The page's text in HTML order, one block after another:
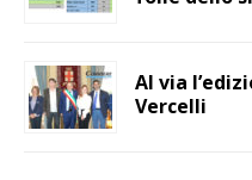
Al via
Vercelli